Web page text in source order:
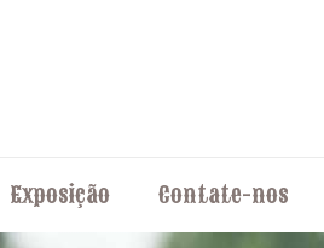
Exposição Contate-nos